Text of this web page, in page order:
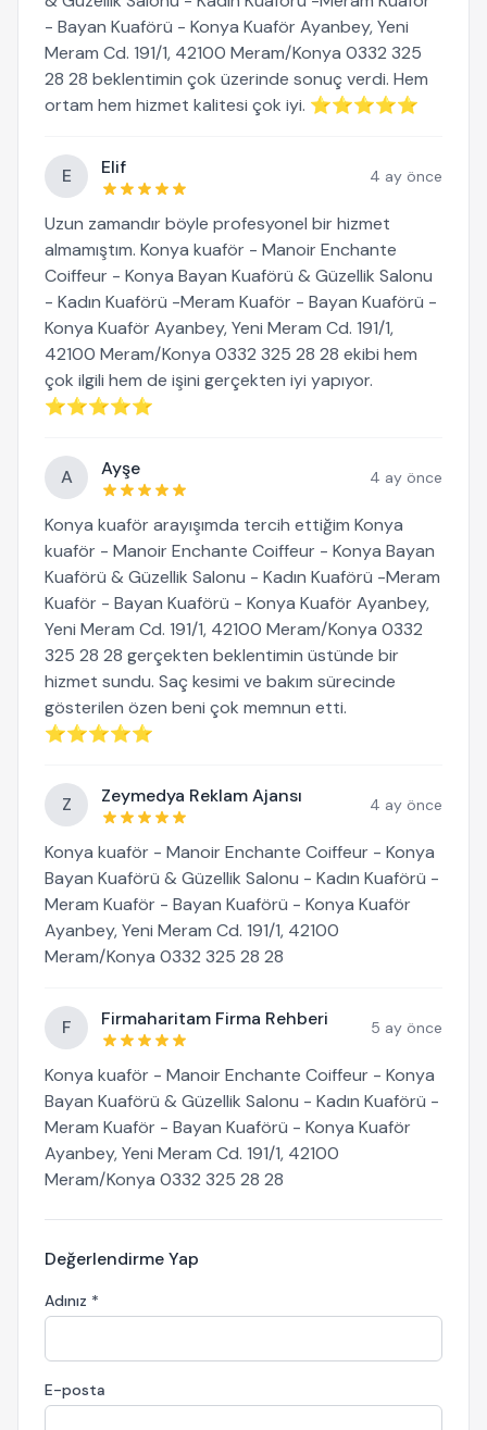
- Bayan Kuaförü - Konya Kuaför Ayanbey, Yeni
Meram Cd. 191/1, 42100 Meram/Konya 0332 325
28 28 beklentimin çok üzerinde sonuç verdi. Hem
ortam hem hizmet kalitesi çok iyi. ⭐⭐⭐⭐⭐
E Elif 4 ay önce
Uzun zamandır böyle profesyonel bir hizmet
almamıştım. Konya kuaför - Manoir Enchante
Coiffeur - Konya Bayan Kuaförü & Güzellik Salonu
- Kadın Kuaförü -Meram Kuaför - Bayan Kuaförü -
Konya Kuaför Ayanbey, Yeni Meram Cd. 191/1,
42100 Meram/Konya 0332 325 28 28 ekibi hem
çok ilgili hem de işini gerçekten iyi yapıyor.
⭐⭐⭐⭐⭐
A Ayşe 4 ay önce
Konya kuaför arayışımda tercih ettiğim Konya
kuaför - Manoir Enchante Coiffeur - Konya Bayan
Kuaförü & Güzellik Salonu - Kadın Kuaförü -Meram
Kuaför - Bayan Kuaförü - Konya Kuaför Ayanbey,
Yeni Meram Cd. 191/1, 42100 Meram/Konya 0332
325 28 28 gerçekten beklentimin üstünde bir
hizmet sundu. Saç kesimi ve bakım sürecinde
gösterilen özen beni çok memnun etti.
⭐⭐⭐⭐⭐
Z Zeymedya Reklam Ajansı 4 ay önce
Konya kuaför - Manoir Enchante Coiffeur - Konya
Bayan Kuaförü & Güzellik Salonu - Kadın Kuaförü -
Meram Kuaför - Bayan Kuaförü - Konya Kuaför
Ayanbey, Yeni Meram Cd. 191/1, 42100
Meram/Konya 0332 325 28 28
F Firmaharitam Firma Rehberi 5 ay önce
Konya kuaför - Manoir Enchante Coiffeur - Konya
Bayan Kuaförü & Güzellik Salonu - Kadın Kuaförü -
Meram Kuaför - Bayan Kuaförü - Konya Kuaför
Ayanbey, Yeni Meram Cd. 191/1, 42100
Meram/Konya 0332 325 28 28
Değerlendirme Yap
Adınız *
E-posta